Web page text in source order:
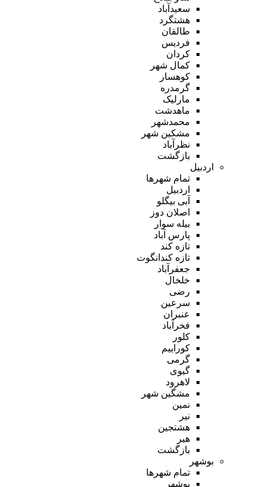
سعیدآباد
هشتگرد
طالقان
فردیس
کردان
کمال شهر
کوهسار
گرمدره
مارلیک
ماهدشت
محمدشهر
مشکین شهر
نظرآباد
بازگشت
اردبیل
تمام شهر‌ها
اردبیل
آبی بیگلو
اصلان دوز
بیله سوار
پارس آباد
تازه کند
تازه کندانگوت
جعفرآباد
خلخال
رضی
سرعین
عنبران
فخرآباد
کلور
کوراییم
گرمی
گیوی
لاهرود
مشگین شهر
نمین
نیر
هشتجین
هیر
بازگشت
بوشهر
تمام شهر‌ها
بوشهر